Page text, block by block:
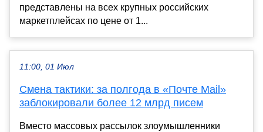
представлены на всех крупных российских
маркетплейсах по цене от 1...
11:00, 01 Июл
Смена тактики: за полгода в «Почте Mail»
заблокировали более 12 млрд писем
Вместо массовых рассылок злоумышленники